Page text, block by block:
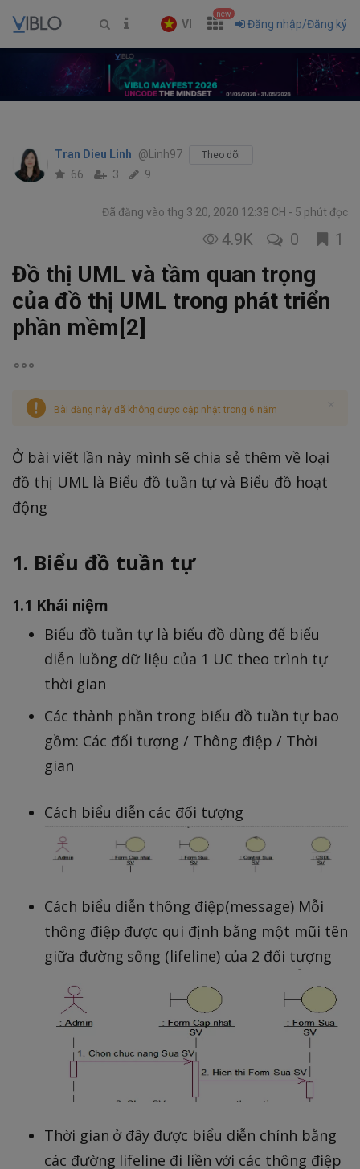
VI
new
Đăng nhập/Đăng ký
Tran Dieu Linh @Linh97 Theo dõi
66 3 9
Đã đăng vào thg 3 20, 2020 12:38 CH 5 phút đọc
4.9K 0 1
Đồ thị UML và tầm quan trọng
của đồ thị UML trong phát triển
phần mềm[2]
Bài đăng này đã không được cập nhật trong 6 năm
Ở bài viết lần này mình sẽ chia sẻ thêm về loại
đồ thị UML là Biểu đồ tuần tự và Biểu đồ hoạt
động
1. Biểu đồ tuần tự
1.1 Khái niệm
Biểu đồ tuần tự là biểu đồ dùng để biểu
diễn luồng dữ liệu của 1 UC theo trình tự
thời gian
Các thành phần trong biểu đồ tuần tự bao
gồm: Các đối tượng / Thông điệp / Thời
gian
Cách biểu diễn các đối tượng
Cách biểu diễn thông điệp(message) Mỗi
thông điệp được qui định bằng một mũi tên
giữa đường sống (lifeline) của 2 đối tượng
Thời gian ở đây được biểu diễn chính bằng
các đường lifeline đi liền với các thông điệp